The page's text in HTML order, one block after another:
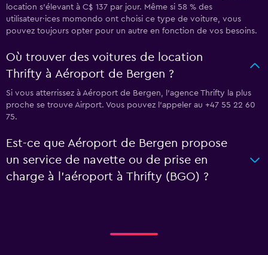
location s'élevant à C$ 137 par jour. Même si 58 % des
utilisateur·ices momondo ont choisi ce type de voiture, vous
pouvez toujours opter pour un autre en fonction de vos besoins.
Où trouver des voitures de location
Thrifty à Aéroport de Bergen ?
Si vous atterrissez à Aéroport de Bergen, l’agence Thrifty la plus
proche se trouve Airport. Vous pouvez l’appeler au +47 55 22 60
75.
Est-ce que Aéroport de Bergen propose
un service de navette ou de prise en
charge à l’aéroport à Thrifty (BGO) ?